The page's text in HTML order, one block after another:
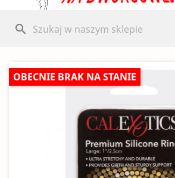
search
OBECNIE BRAK NA STANIE